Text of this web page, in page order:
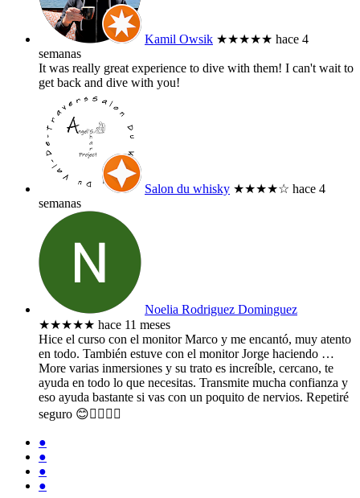
Kamil Owsik ★★★★★ hace 4
semanas
It was really great experience to dive with them! I can't wait to
get back and dive with you!
Salon du whisky ★★★★☆ hace 4
semanas
Noelia Rodriguez Dominguez
★★★★★ hace 11 meses
Hice el curso con el monitor Marco y me encantó, muy atento
en todo. También estuve con el monitor Jorge haciendo …
More varias inmersiones y su trato es increíble, cercano, te
ayuda en todo lo que necesitas. Transmite mucha confianza y
eso ayuda bastante si vas con un poquito de nervios. Repetiré
seguro 😊👌🏻🤙🏻
●
●
●
●